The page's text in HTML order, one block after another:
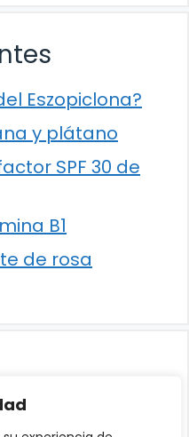
Eszopiclona?
y plátano
SPF 30 de
B1
de rosa